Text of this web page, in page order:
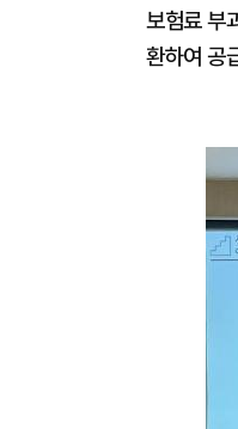
보험료 부
환하여 공